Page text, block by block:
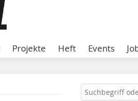
Projekte Heft Events